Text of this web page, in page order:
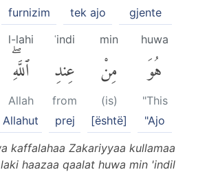
gjente
tek ajo
furnizim
huwa
هُوَ
"This
"Ajo
min
مِنْ
(is)
[është]
ʿindi
عِندِ
from
prej
l-lahi
ٱللَّهِۖ
Allah
Allahut
kaffalahaa Zakariyyaa kullamaa
haazaa qaalat huwa min 'indil